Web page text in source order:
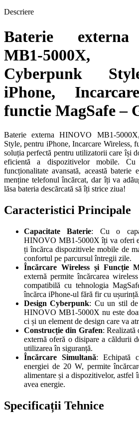
Descriere
Baterie
MB1-5000X,
Cyberpunk
iPhone,
functie MagSafe –
Baterie externa HINOVO MB1-
Style, pentru iPhone, Incarcare Wireless,
soluția perfectă pentru utilizatorii care își
eficientă a dispozitivelor mobile.
funcționalitate avansată, această
menține telefonul încărcat, dar îți va
lăsa bateria descărcată să îți strice ziua!
Caracteristici Principale
Capacitate Baterie: Cu o
HINOVO MB1-5000X îți va oferi
ți încărca dispozitivele mobile de
confortul pe parcursul întregii zile.
Încărcare Wireless și Funcție
externă permite încărcarea
compatibilă cu tehnologia
încărca iPhone-ul fără fir cu ușurință.
Design Cyberpunk: Cu un stil de
HINOVO MB1-5000X nu este
ci și un element de design care va
Construcție din Grafen: Realizată
externă oferă o disipare a căldurii
utilizarea în siguranță.
Încărcare Simultană: Echipată
energiei de 20 W, permite
alimentare și a dispozitivelor, astfel
avea energie.
Specificații Tehnice